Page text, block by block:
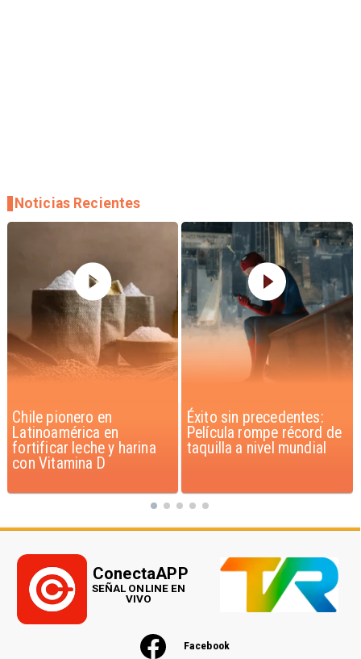
Éxito sin precedentes:
Película rompe récord de
taquilla a nivel mundial
Corte Suprema confirma
pago de $1.000 millones
por caso ProCultura
Noticias Recientes
Facebook
ConectaAPP
SEÑAL ONLINE EN
VIVO